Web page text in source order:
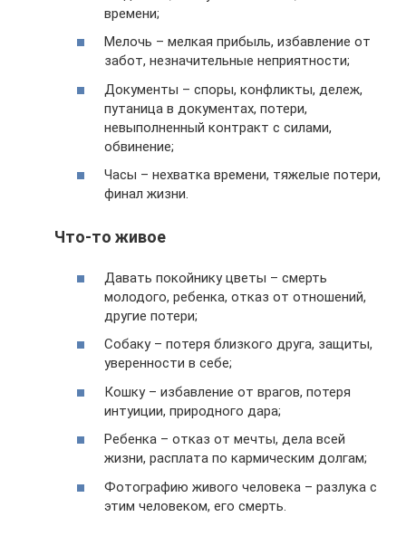
времени;
Мелочь – мелкая прибыль, избавление от
забот, незначительные неприятности;
Документы – споры, конфликты, дележ,
путаница в документах, потери,
невыполненный контракт с силами,
обвинение;
Часы – нехватка времени, тяжелые потери,
финал жизни.
Что-то живое
Давать покойнику цветы – смерть
молодого, ребенка, отказ от отношений,
другие потери;
Собаку – потеря близкого друга, защиты,
уверенности в себе;
Кошку – избавление от врагов, потеря
интуиции, природного дара;
Ребенка – отказ от мечты, дела всей
жизни, расплата по кармическим долгам;
Фотографию живого человека – разлука с
этим человеком, его смерть.